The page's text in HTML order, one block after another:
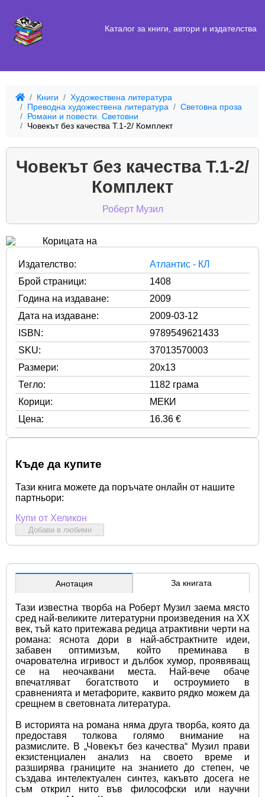
Каталог за книги, автори и издателства
Книги
Художествена литература
Преводна художествена литература
Световна проза
Романи и повести. Световни
Човекът без качества Т.1-2/ Комплект
Човекът без качества Т.1-2/
Комплект
Роберт Музил
Издателство:
Атлантис - КЛ
Брой страници:
1408
Година на издаване:
2009
Дата на издаване:
2009-03-12
ISBN:
9789549621433
SKU:
37013570003
Размери:
20x13
Тегло:
1182 грама
Корици:
МЕКИ
Цена:
16.36 €
Къде да купите
Тази книга можете да поръчате онлайн от нашите
партньори:
Купи от Хеликон
Добави в любими
Анотация За книгата
Тази известна творба на Роберт Музил заема място
сред най-великите литературни произведения на XX
век, тъй като притежава редица атрактивни черти на
романа: яснота дори в най-абстрактните идеи,
забавен оптимизъм, който преминава в
очарователна игривост и дълбок хумор, проявяващ
се на неочаквани места. Най-вече обаче
впечатляват богатството и остроумието в
сравненията и метафорите, каквито рядко можем да
срещнем в световната литература.
В историята на романа няма друга творба, която да
предоставя толкова голямо внимание на
размислите. В „Човекът без качества“ Музил прави
екзистенциален анализ на своето време и
разширява границите на знанието до степен, че
създава интелектуален синтез, какъвто досега не
съм открил нито във философски или научни